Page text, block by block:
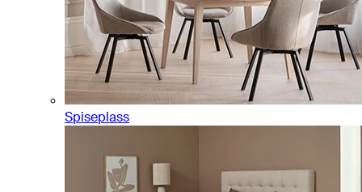
Spiseplass